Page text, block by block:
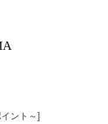
ント～]